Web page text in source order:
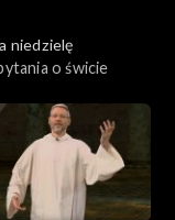
niedzielę
o świcie